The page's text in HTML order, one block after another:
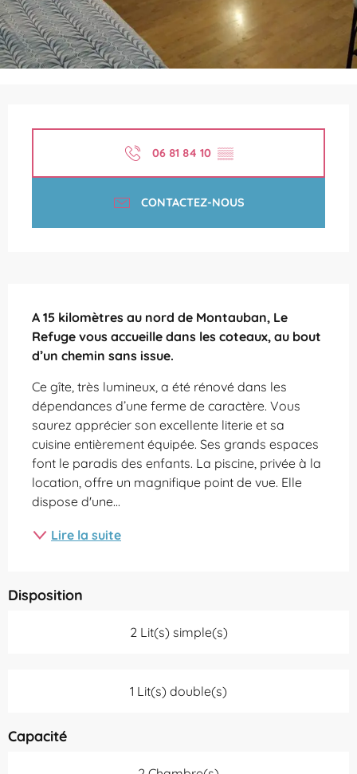
06 81 84 10 ▒▒
CONTACTEZ-NOUS
A 15 kilomètres au nord de Montauban, Le
Refuge vous accueille dans les coteaux, au bout
d’un chemin sans issue.
Ce gîte, très lumineux, a été rénové dans les
dépendances d’une ferme de caractère. Vous
saurez apprécier son excellente literie et sa
cuisine entièrement équipée. Ses grands espaces
font le paradis des enfants. La piscine, privée à la
location, offre un magnifique point de vue. Elle
dispose d'une...
Lire la suite
Disposition
2 Lit(s) simple(s)
1 Lit(s) double(s)
Capacité